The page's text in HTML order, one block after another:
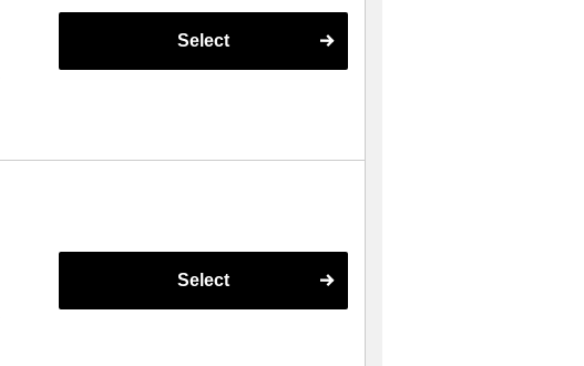
Select
Select